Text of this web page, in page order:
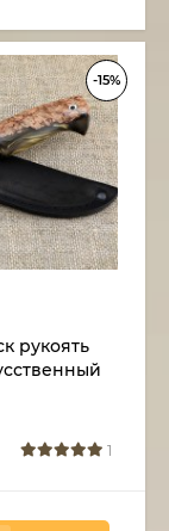
-15%
рукоять
1